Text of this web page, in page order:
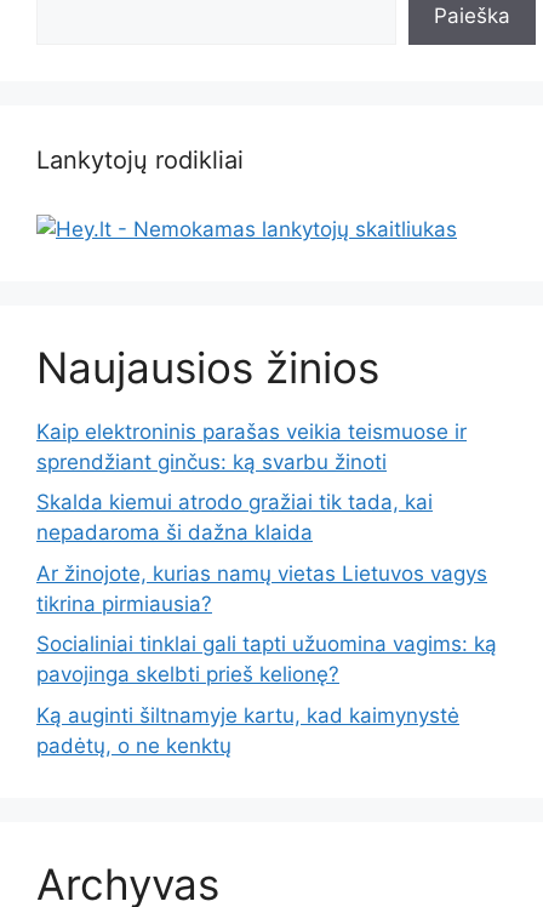
Paieška
Lankytojų rodikliai
Naujausios žinios
Kaip elektroninis parašas veikia teismuose ir
sprendžiant ginčus: ką svarbu žinoti
Skalda kiemui atrodo gražiai tik tada, kai
nepadaroma ši dažna klaida
Ar žinojote, kurias namų vietas Lietuvos vagys
tikrina pirmiausia?
Socialiniai tinklai gali tapti užuomina vagims: ką
pavojinga skelbti prieš kelionę?
Ką auginti šiltnamyje kartu, kad kaimynystė
padėtų, o ne kenktų
Archyvas